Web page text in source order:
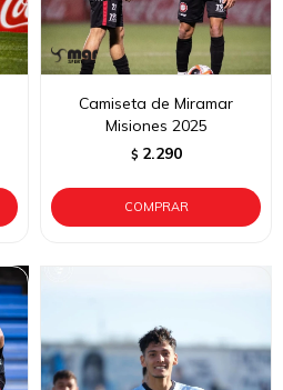
Camiseta de Miramar
Misiones 2025
$ 2.290